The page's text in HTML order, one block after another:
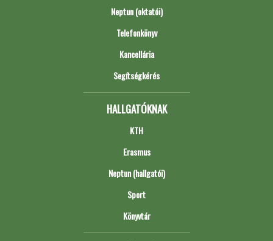
Neptun (oktatói)
Telefonkönyv
Kancellária
Segítségkérés
HALLGATÓKNAK
KTH
Erasmus
Neptun (hallgatói)
Sport
Könyvtár